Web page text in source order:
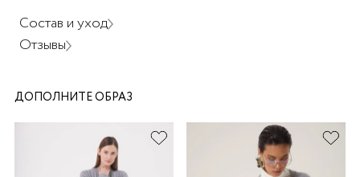
Состав и уход
Отзывы
ДОПОЛНИТЕ ОБРАЗ